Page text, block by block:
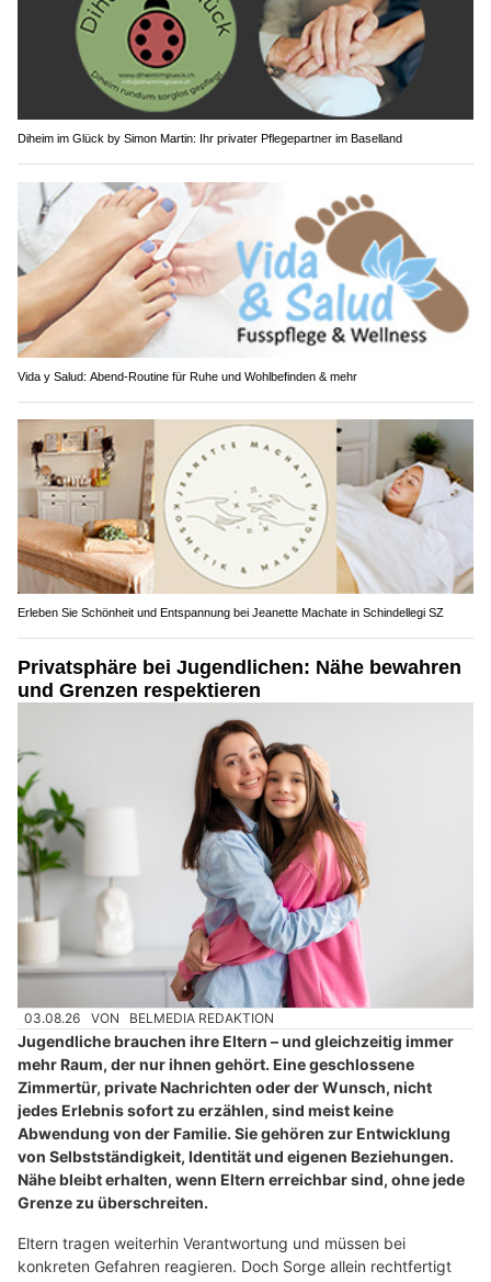
Diheim im Glück by Simon Martin: Ihr privater Pflegepartner im Baselland
Vida y Salud: Abend-Routine für Ruhe und Wohlbefinden & mehr
Erleben Sie Schönheit und Entspannung bei Jeanette Machate in Schindellegi SZ
Privatsphäre bei Jugendlichen: Nähe bewahren
und Grenzen respektieren
03.08.26 VON BELMEDIA REDAKTION
Jugendliche brauchen ihre Eltern – und gleichzeitig immer
mehr Raum, der nur ihnen gehört. Eine geschlossene
Zimmertür, private Nachrichten oder der Wunsch, nicht
jedes Erlebnis sofort zu erzählen, sind meist keine
Abwendung von der Familie. Sie gehören zur Entwicklung
von Selbstständigkeit, Identität und eigenen Beziehungen.
Nähe bleibt erhalten, wenn Eltern erreichbar sind, ohne jede
Grenze zu überschreiten.
Eltern tragen weiterhin Verantwortung und müssen bei
konkreten Gefahren reagieren. Doch Sorge allein rechtfertigt